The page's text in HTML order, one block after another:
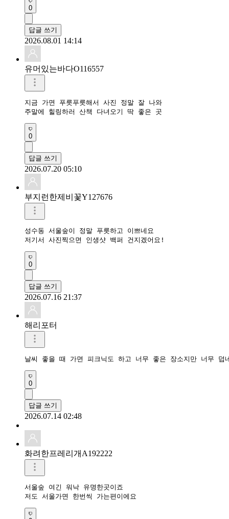
0
답글 쓰기
2026.08.01 14:14
유머있는바다O116557
지금 가면 푸릇푸릇해서 사진 정말 잘 나와
주말에 힐링하러 산책 다녀오기 딱 좋은 곳
0
답글 쓰기
2026.07.20 05:10
부지런한제비꽃Y127676
성수동 서울숲이 정말 푸릇하고 이쁘네요
저기서 사진찍으면 인생샷 백퍼 건지겠어요!
0
답글 쓰기
2026.07.16 21:37
해리포터
날씨 좋을 때 가면 피크닉도 하고 너무 좋은 장소지만 너무 덥
0
답글 쓰기
2026.07.14 02:48
화려한프레리개A192222
서울숲 여긴 워낙 유명한곳이죠
저도 서울가면 한번씩 가는편이에요